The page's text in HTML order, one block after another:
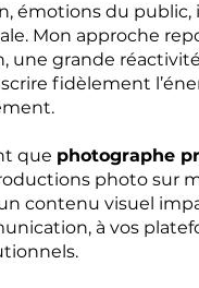
émotions du
Mon approche
une grande
fidèlement
que photographe
photo sur
contenu visuel
à vos